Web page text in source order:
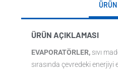
ÜRÜN AÇIKLAMASI
EVAPORATÖRLER, sıvı
sırasında çevredeki